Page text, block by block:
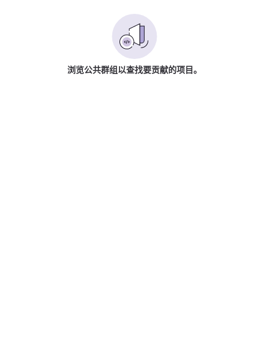
浏览公共群组以查找要贡献的项目。